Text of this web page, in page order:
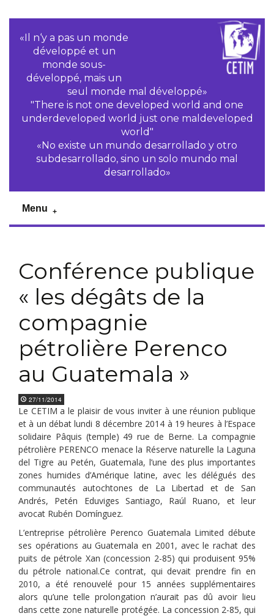
«Il n‘y a pas un monde
développé et un
monde sous-
développé, mais un
seul monde mal développé»
"There is not one developed world and one
underdeveloped world just one maldeveloped
world"
«No existe un mundo desarrollado y otro
subdesarrollado, sino un solo mundo mal
desarrollado»
Menu
Conférence publique
« les dégâts de la
compagnie
pétrolière Perenco
au Guatemala »
27/11/2014
Le CETIM a le plaisir de vous inviter à une réunion publique
et à un débat lundi 8 décembre 2014 à 19 heures à l’Espace
solidaire Pâquis (temple) 49 rue de Berne. La compagnie
pétrolière PERENCO menace la Réserve naturelle la Laguna
del Tigre au Petén, Guatemala, l’une des plus importantes
zones humides d’Amérique latine, avec les délégués des
communautés autochtones de La Libertad et de San
Andrés, Petén Eduviges Santiago, Raúl Ruano, et leur
avocat Rubén Domínguez.
L’entreprise pétrolière Perenco Guatemala Limited débute
ses opérations au Guatemala en 2001, avec le rachat des
puits de pétrole Xan (concession 2-85) qui produisent 95%
du pétrole national.Ce contrat, qui devait prendre fin en
2010, a été renouvelé pour 15 années supplémentaires
alors qu’une telle prolongation n’aurait pas dû avoir lieu
dans cette zone naturelle protégée. La concession 2-85, qui